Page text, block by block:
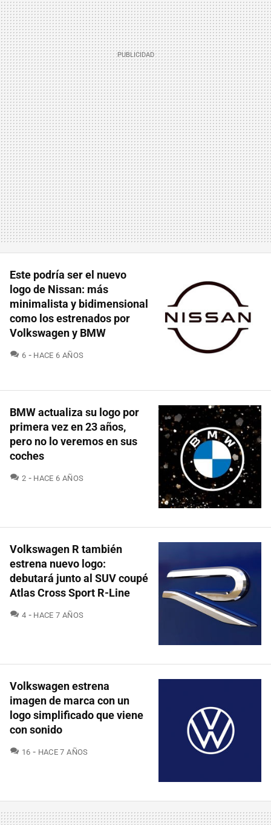
Este podría ser el nuevo
logo de Nissan: más
minimalista y bidimensional
como los estrenados por
Volkswagen y BMW
6 COMENTARIOS
HACE 6 AÑOS
BMW actualiza su logo por
primera vez en 23 años,
pero no lo veremos en sus
coches
2 COMENTARIOS
HACE 6 AÑOS
Volkswagen R también
estrena nuevo logo:
debutará junto al SUV coupé
Atlas Cross Sport R-Line
4 COMENTARIOS
HACE 7 AÑOS
Volkswagen estrena
imagen de marca con un
logo simplificado que viene
con sonido
16 COMENTARIOS
HACE 7 AÑOS